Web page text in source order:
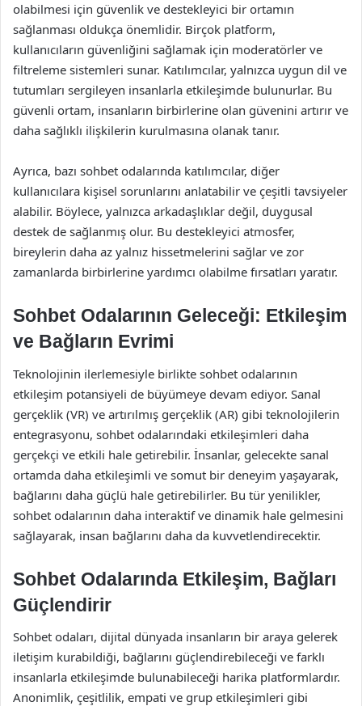
olabilmesi için güvenlik ve destekleyici bir ortamın
sağlanması oldukça önemlidir. Birçok platform,
kullanıcıların güvenliğini sağlamak için moderatörler ve
filtreleme sistemleri sunar. Katılımcılar, yalnızca uygun dil ve
tutumları sergileyen insanlarla etkileşimde bulunurlar. Bu
güvenli ortam, insanların birbirlerine olan güvenini artırır ve
daha sağlıklı ilişkilerin kurulmasına olanak tanır.
Ayrıca, bazı sohbet odalarında katılımcılar, diğer
kullanıcılara kişisel sorunlarını anlatabilir ve çeşitli tavsiyeler
alabilir. Böylece, yalnızca arkadaşlıklar değil, duygusal
destek de sağlanmış olur. Bu destekleyici atmosfer,
bireylerin daha az yalnız hissetmelerini sağlar ve zor
zamanlarda birbirlerine yardımcı olabilme fırsatları yaratır.
Sohbet Odalarının Geleceği: Etkileşim
ve Bağların Evrimi
Teknolojinin ilerlemesiyle birlikte sohbet odalarının
etkileşim potansiyeli de büyümeye devam ediyor. Sanal
gerçeklik (VR) ve artırılmış gerçeklik (AR) gibi teknolojilerin
entegrasyonu, sohbet odalarındaki etkileşimleri daha
gerçekçi ve etkili hale getirebilir. İnsanlar, gelecekte sanal
ortamda daha etkileşimli ve somut bir deneyim yaşayarak,
bağlarını daha güçlü hale getirebilirler. Bu tür yenilikler,
sohbet odalarının daha interaktif ve dinamik hale gelmesini
sağlayarak, insan bağlarını daha da kuvvetlendirecektir.
Sohbet Odalarında Etkileşim, Bağları
Güçlendirir
Sohbet odaları, dijital dünyada insanların bir araya gelerek
iletişim kurabildiği, bağlarını güçlendirebileceği ve farklı
insanlarla etkileşimde bulunabileceği harika platformlardır.
Anonimlik, çeşitlilik, empati ve grup etkileşimleri gibi